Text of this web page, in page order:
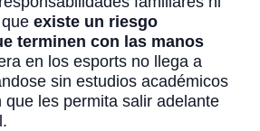
existe un riesgo
terminen con las manos
en los esports no llega a
sin estudios académicos
que les permita salir adelante